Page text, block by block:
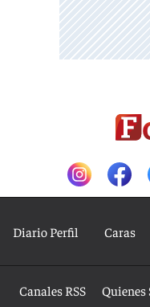
Diario Perfil Caras
Canales RSS Quienes